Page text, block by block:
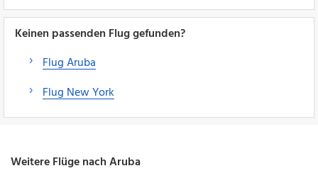
Keinen passenden Flug gefunden?
Flug Aruba
Flug New York
Weitere Flüge nach Aruba